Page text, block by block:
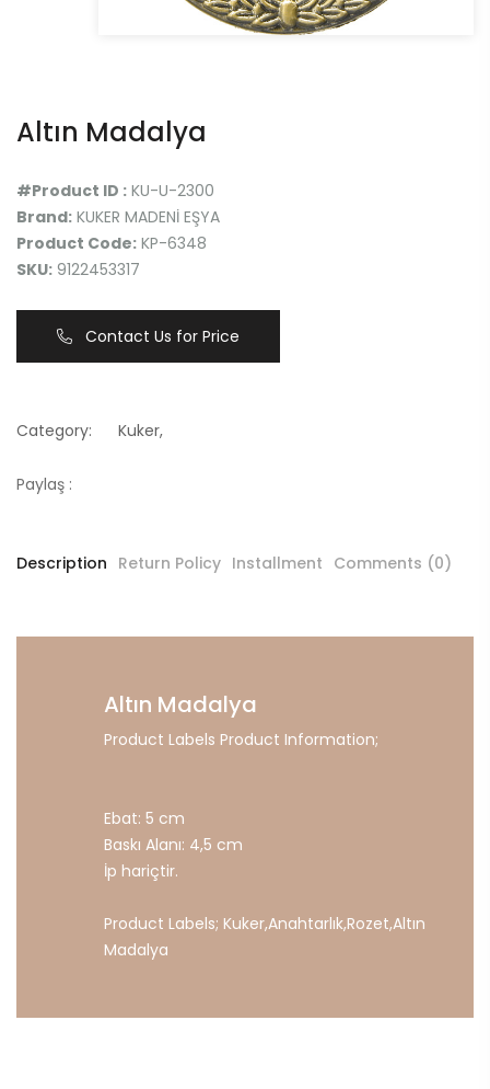
Altın Madalya
#Product ID : KU-U-2300
Brand: KUKER MADENİ EŞYA
Product Code: KP-6348
SKU: 9122453317
Contact Us for Price
Category: Kuker,
Paylaş :
Description Return Policy Installment Comments (0)
Altın Madalya
Product Labels Product Information;
Ebat: 5 cm
Baskı Alanı: 4,5 cm
İp hariçtir.
Product Labels; Kuker,Anahtarlık,Rozet,Altın
Madalya